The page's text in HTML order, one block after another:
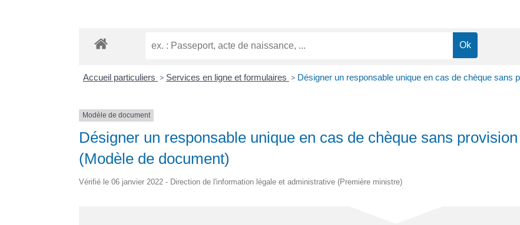
Accueil particuliers > Services en ligne et formulaires > Désigner un responsable unique en cas de chèque sans
Modèle de document
Désigner un responsable unique en cas de chèque sans
(Modèle de document)
Vérifié le 06 janvier 2022 - Direction de l'information légale et administrative (Première ministre)